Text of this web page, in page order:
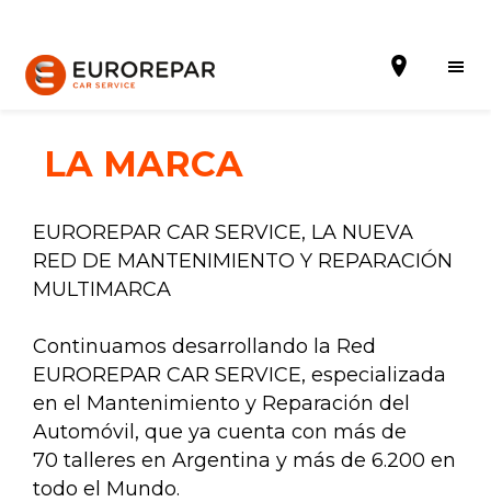
Solicitar una cita
La Marca
Nuestra Actualidad
Promociones
La red EUROREPAR CAR SERVICE
LA MARCA
EUROREPAR CAR SERVICE, LA NUEVA
RED DE MANTENIMIENTO Y REPARACIÓN
MULTIMARCA
Continuamos desarrollando la Red
EUROREPAR CAR SERVICE, especializada
en el Mantenimiento y Reparación del
Automóvil, que ya cuenta con más de
70 talleres en Argentina y más de 6.200 en
todo el Mundo.